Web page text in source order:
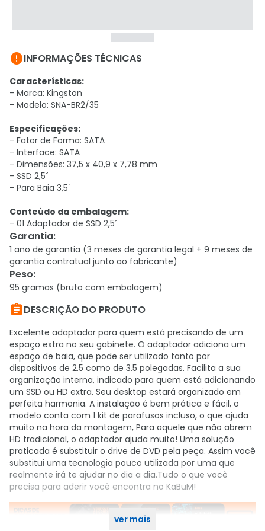
INFORMAÇÕES TÉCNICAS
Características:
- Marca: Kingston
- Modelo: SNA-BR2/35
Especificações:
- Fator de Forma: SATA
- Interface: SATA
- Dimensões: 37,5 x 40,9 x 7,78 mm
- SSD 2,5´
- Para Baia 3,5´
Conteúdo da embalagem:
- 01 Adaptador de SSD 2,5´
Garantia:
1 ano de garantia (3 meses de garantia legal + 9 meses de
garantia contratual junto ao fabricante)
Peso:
95 gramas (bruto com embalagem)
DESCRIÇÃO DO PRODUTO
Excelente adaptador para quem está precisando de um
espaço extra no seu gabinete. O adaptador adiciona um
espaço de baia, que pode ser utilizado tanto por
dispositivos de 2.5 como de 3.5 polegadas. Facilita a sua
organização interna, indicado para quem está adicionando
um SSD ou HD extra. Seu desktop estará organizado em
perfeita harmonia. A instalação é bem prática e fácil, o
modelo conta com 1 kit de parafusos incluso, o que ajuda
muito na hora da montagem, Para aquele que não abrem
HD tradicional, o adaptador ajuda muito! Uma solução
praticada é substituir o drive de DVD pela peça. Assim você
substitui uma tecnologia pouco utilizada por uma que
realmente irá te ajudar no dia a dia.Tudo o que você
precisa para aderir você encontra no KaBuM!
ver mais